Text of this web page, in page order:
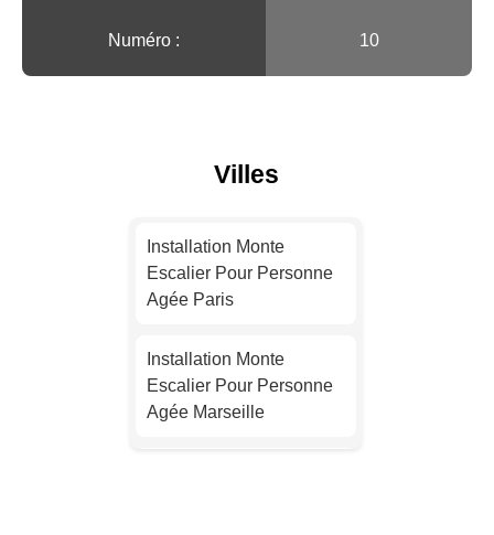
Numéro : 10
Villes
Installation Monte
Escalier Pour Personne
Agée Paris
Installation Monte
Escalier Pour Personne
Agée Marseille